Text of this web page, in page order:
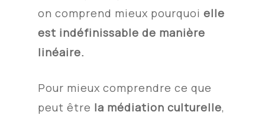
on comprend mieux pourquoielle
est indéfinissable de manière
linéaire.
Pour mieux comprendre ce que
peut être la médiation culturelle,